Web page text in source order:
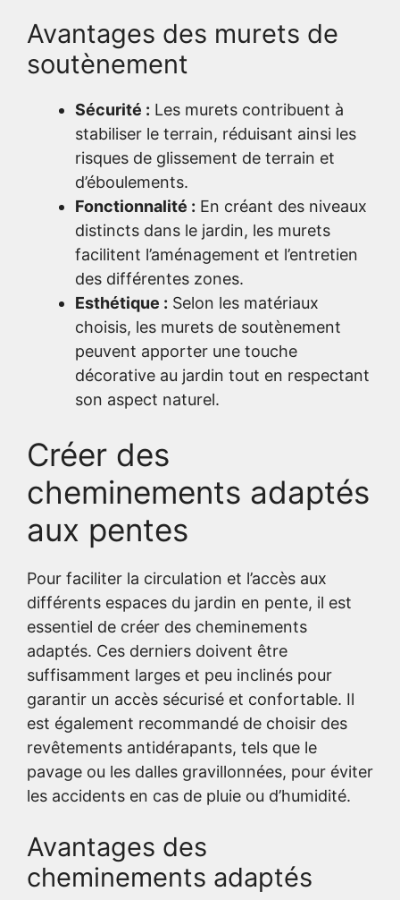
Avantages des murets de
soutènement
Sécurité : Les murets contribuent à
stabiliser le terrain, réduisant ainsi les
risques de glissement de terrain et
d’éboulements.
Fonctionnalité : En créant des niveaux
distincts dans le jardin, les murets
facilitent l’aménagement et l’entretien
des différentes zones.
Esthétique : Selon les matériaux
choisis, les murets de soutènement
peuvent apporter une touche
décorative au jardin tout en respectant
son aspect naturel.
Créer des
cheminements adaptés
aux pentes
Pour faciliter la circulation et l’accès aux
différents espaces du jardin en pente, il est
essentiel de créer des cheminements
adaptés. Ces derniers doivent être
suffisamment larges et peu inclinés pour
garantir un accès sécurisé et confortable. Il
est également recommandé de choisir des
revêtements antidérapants, tels que le
pavage ou les dalles gravillonnées, pour éviter
les accidents en cas de pluie ou d’humidité.
Avantages des
cheminements adaptés